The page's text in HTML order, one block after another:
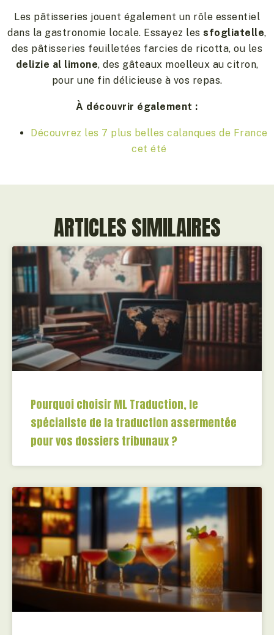
Les pâtisseries jouent également un rôle essentiel
dans la gastronomie locale. Essayez lessfogliatelle,
des pâtisseries feuilletées farcies de ricotta, ou les
delizie al limone, des gâteaux moelleux au citron,
pour une fin délicieuse à vos repas.
À découvrir également :
Découvrez les 7 plus belles calanques de France
cet été
ARTICLES SIMILAIRES
Pourquoi choisir ML Traduction, le
spécialiste de la traduction assermentée
pour vos dossiers tribunaux ?